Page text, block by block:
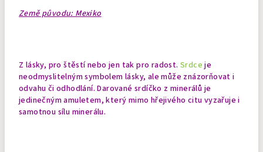
Země původu: Mexiko
Z lásky, pro štěstí nebo jen tak pro radost. Srdce je
neodmyslitelným symbolem lásky, ale může znázorňovat i
odvahu či odhodlání. Darované srdíčko z minerálů je
jedinečným amuletem, který mimo hřejivého citu vyzařuje i
samotnou sílu minerálu.